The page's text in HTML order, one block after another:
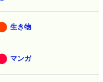
生き物
マンガ